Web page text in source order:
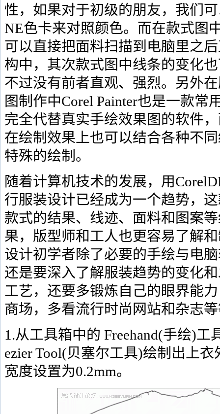
性，如果对于初级的朋友，我们
NE色卡来对照颜色。而在款式图
可以直接把面料扫描到电脑里之
构中，其次款式图中线条的变化
不过没有前者直观、强烈。另外
图制作中Corel Painter也是一款常
完全代替真实手绘效果图的软件
在绘制效果上也可以结合各种不
特殊的绘制。
随着计算机技术的发展，用
行服装设计已经成为一个趋势，
款式的结果、线迹、面料和图案
果，版型师和工人也更容易了解
设计初学者除了必要的手绘与电
还是要深入了解服装趋势的变化
工艺，还要多锻炼自己的眼界能
商场，多看流行时尚网站和杂志
1.从工具箱中的 Freehand(手绘)工
ezier Tool(贝塞尔工具)绘制出上
宽度设置为0.2mm。